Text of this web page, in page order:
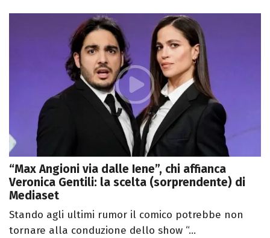
“Max Angioni via dalle Iene”, chi affianca
Veronica Gentili: la scelta (sorprendente) di
Mediaset
Stando agli ultimi rumor il comico potrebbe non
tornare alla conduzione dello show “...